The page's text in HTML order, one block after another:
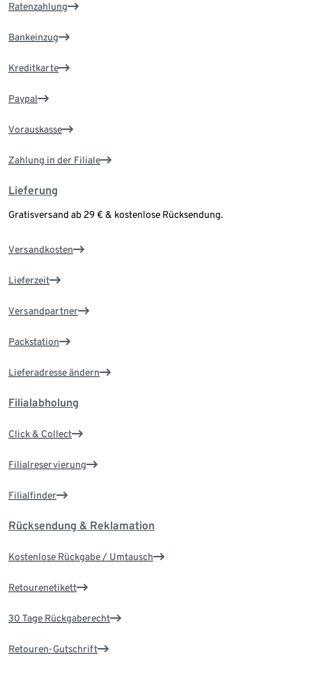
Ratenzahlung
Bankeinzug
Kreditkarte
Paypal
Vorauskasse
Zahlung in der Filiale
Lieferung
Gratisversand ab 29 € & kostenlose Rücksendung.
Versandkosten
Lieferzeit
Versandpartner
Packstation
Lieferadresse ändern
Filialabholung
Click & Collect
Filialreservierung
Filialfinder
Rücksendung & Reklamation
Kostenlose Rückgabe / Umtausch
Retourenetikett
30 Tage Rückgaberecht
Retouren-Gutschrift